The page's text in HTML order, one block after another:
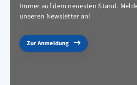
Immer auf dem neuesten Stand.
unseren Newsletter an!
Zur Anmeldung